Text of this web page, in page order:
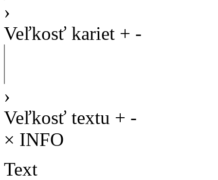
›
Veľkosť kariet + -
›
Veľkosť textu + -
× INFO
Text